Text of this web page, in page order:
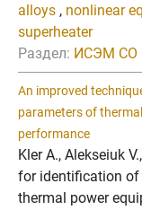
alloys , nonlinear
superheater
Раздел: ИСЭМ СО
An improved
parameters of
performance
Kler A., Alekseiuk
for identification
thermal power